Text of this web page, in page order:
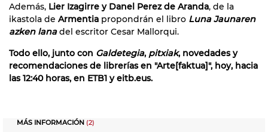
Además, Lier Izagirre y Danel Perez de Aranda, de la
ikastola de Armentia propondrán el libro Luna Jaunaren
azken lana del escritor Cesar Mallorqui.
Todo ello, junto con Galdetegia, pitxiak, novedades y
recomendaciones de librerías en "Arte[faktua]", hoy, hacia
las 12:40 horas, en ETB1 y eitb.eus.
MÁS INFORMACIÓN (2)